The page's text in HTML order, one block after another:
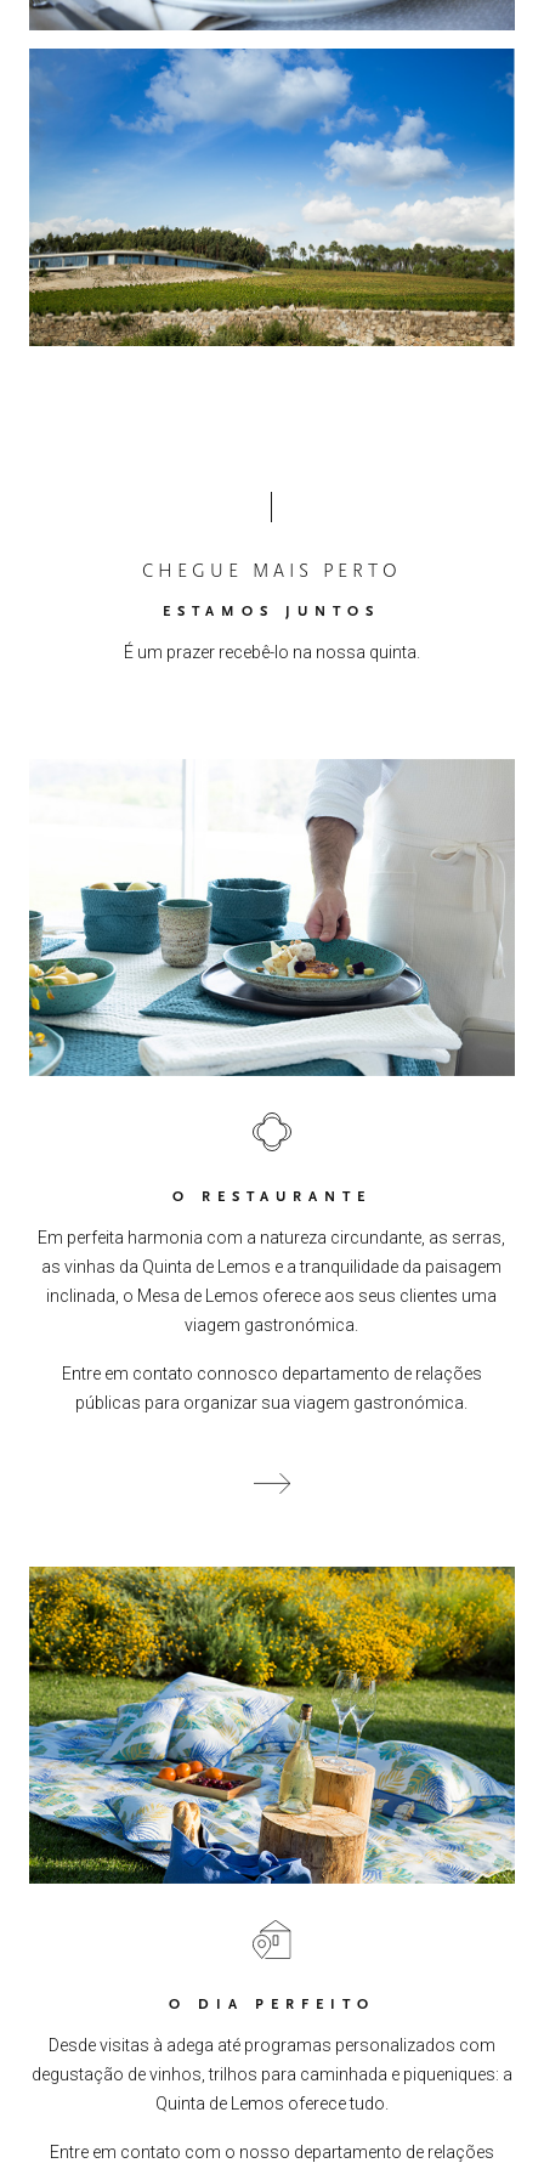
CHEGUE MAIS PERTO
ESTAMOS JUNTOS
É um prazer recebê-lo na nossa quinta.
O RESTAURANTE
Em perfeita harmonia com a natureza circundante, as serras,
as vinhas da Quinta de Lemos e a tranquilidade da paisagem
inclinada, o Mesa de Lemos oferece aos seus clientes uma
viagem gastronómica.
Entre em contato connosco departamento de relações
públicas para organizar sua viagem gastronómica.
O DIA PERFEITO
Desde visitas à adega até programas personalizados com
degustação de vinhos, trilhos para caminhada e piqueniques: a
Quinta de Lemos oferece tudo.
Entre em contato com o nosso departamento de relações